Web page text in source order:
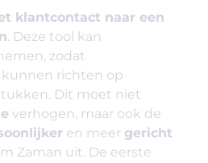
klantcontact naar een
. Deze tool kan
zodat
richten op
Dit moet niet
verhogen, maar ook de
en meer gericht
Zaman uit. De eerste